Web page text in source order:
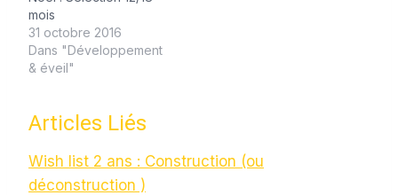
mois
31 octobre 2016
Dans "Développement
& éveil"
Articles Liés
Wish list 2 ans : Construction (ou
déconstruction )